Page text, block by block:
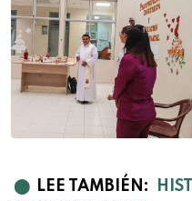
⬤ LEE TAMBIÉN: